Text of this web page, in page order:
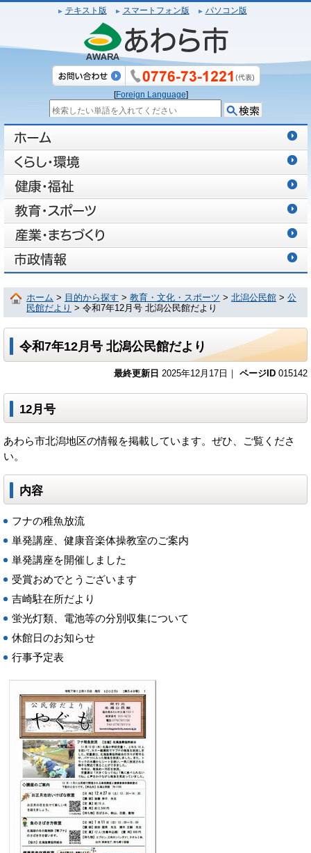
テキスト版 スマートフォン版 パソコン版
[Foreign Language]
ホーム > 目的から探す > 教育・文化・スポーツ > 北潟公民館 > 公
民館だより > 令和7年12月号 北潟公民館だより
令和7年12月号 北潟公民館だより
最終更新日 2025年12月17日｜ ページID 015142
12月号
あわら市北潟地区の情報を掲載しています。ぜひ、ご覧くださ
い。
内容
フナの稚魚放流
単発講座、健康音楽体操教室のご案内
単発講座を開催しました
受賞おめでとうございます
吉崎駐在所だより
蛍光灯類、電池等の分別収集について
休館日のお知らせ
行事予定表